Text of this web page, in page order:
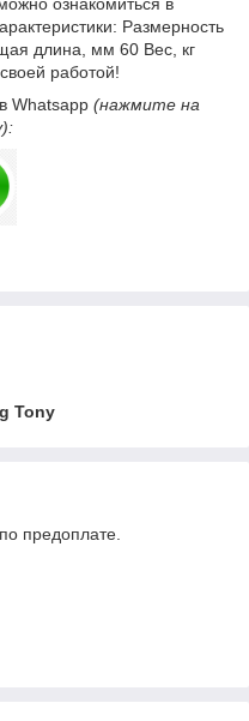
Размерность
длина, мм 60 Вес, кг
работой!
Whatsapp (нажмите на
Tony
предоплате.